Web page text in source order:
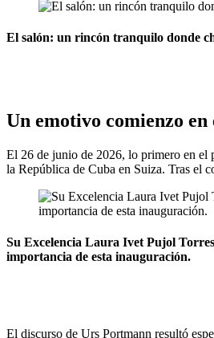
El salón: un rincón tranquilo donde
Un emotivo comienzo
El 26 de junio de 2026, lo primero en el
la República de Cuba en Suiza. Tras el
Su Excelencia Laura Ivet Pujol
importancia de esta inauguración.
El discurso de Urs Portmann resultó